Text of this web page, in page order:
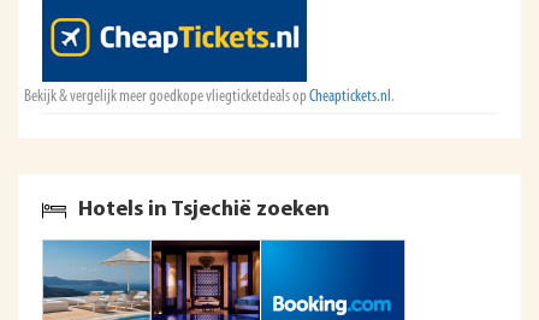
Bekijk & vergelijk meer goedkope vliegticketdeals opCheaptickets.nl.
Hotels in Tsjechië zoeken